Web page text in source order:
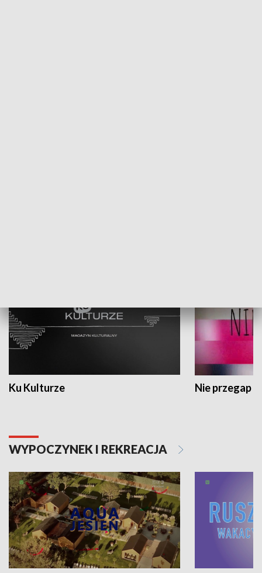
Ku Kulturze Nie przegap
WYPOCZYNEK I REKREACJA